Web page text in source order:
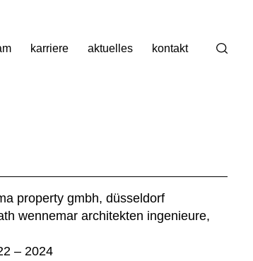
karriere aktuelles kontakt Suche
property gmbh, düsseldorf
wennemar architekten ingenieure,
– 2024